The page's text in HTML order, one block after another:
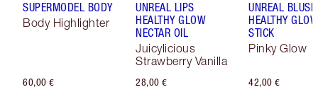
SUPERMODEL BODY
Body Highlighter
60,00 €
UNREAL LIPS
HEALTHY GLOW
NECTAR OIL
Juicylicious
Strawberry Vanilla
28,00 €
UNREAL BLUSH
HEALTHY GLOW
STICK
Pinky Glow
42,00 €